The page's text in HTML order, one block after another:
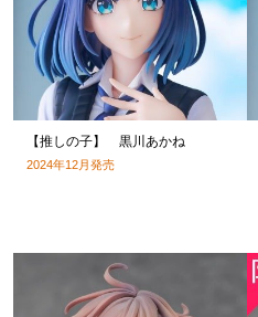
【推しの子】 黒川あかね
2024年12月発売